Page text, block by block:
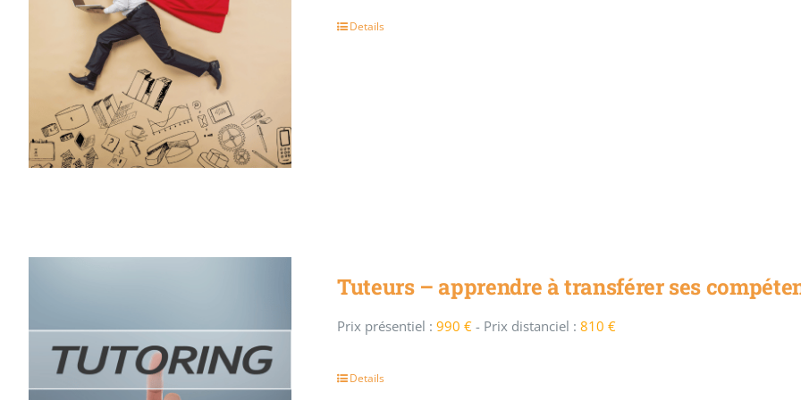
Details
Tuteurs – apprendre à transférer ses
Prix présentiel : 990 €- Prix distanciel : 810 €
Details